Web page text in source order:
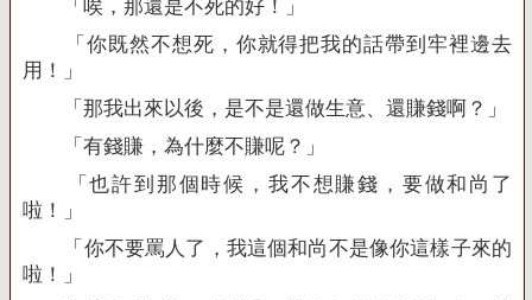
「唉，那還是不死的好！」
「你既然不想死，你就得把我的話帶到牢裡邊去
用！」
「那我出來以後，是不是還做生意、還賺錢啊？」
「有錢賺，為什麼不賺呢？」
「也許到那個時候，我不想賺錢，要做和尚了
啦！」
「你不要罵人了，我這個和尚不是像你這樣子來的
啦！」